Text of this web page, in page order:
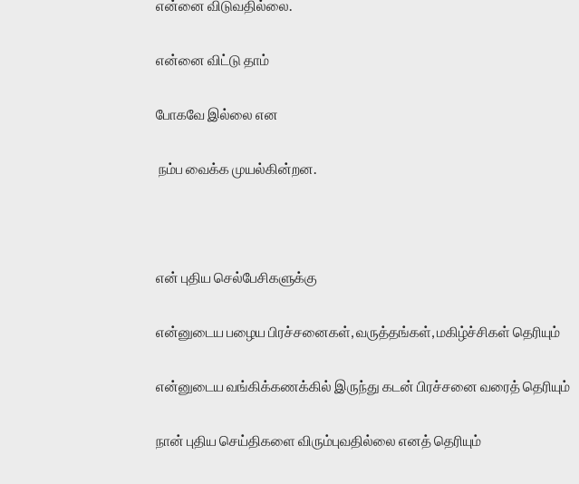
என்னை விடுவதில்லை.
என்னை விட்டு தாம்
போகவே இல்லை என
நம்ப வைக்க முயல்கின்றன.
என் புதிய செல்பேசிகளுக்கு
என்னுடைய பழைய பிரச்சனைகள், வருத்தங்கள், மகிழ்ச்சிகள் தெரியும்
என்னுடைய வங்கிக்கணக்கில் இருந்து கடன் பிரச்சனை வரைத் தெரியும்
நான் புதிய செய்திகளை விரும்புவதில்லை எனத் தெரியும்